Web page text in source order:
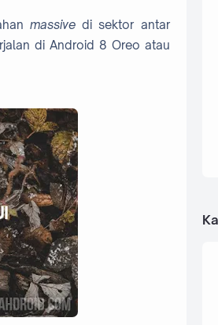
massive di sektor antar
di Android 8 Oreo atau